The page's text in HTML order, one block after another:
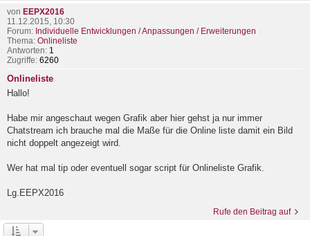
von EEPX2016
11.12.2015, 10:30
Forum: Individuelle Entwicklungen / Anpassungen / Erweiterungen
Thema: Onlineliste
Antworten: 1
Zugriffe: 6260
Onlineliste
Hallo!
Habe mir angeschaut wegen Grafik aber hier gehst ja nur immer
Chatstream ich brauche mal die Maße für die Online liste damit ein Bild
nicht doppelt angezeigt wird.
Wer hat mal tip oder eventuell sogar script für Onlineliste Grafik.
Lg.EEPX2016
Rufe den Beitrag auf